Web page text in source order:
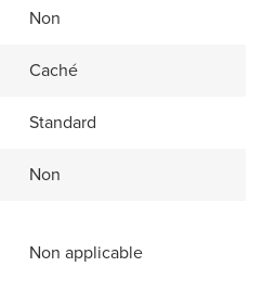
Non
Caché
Standard
Non
Non applicable